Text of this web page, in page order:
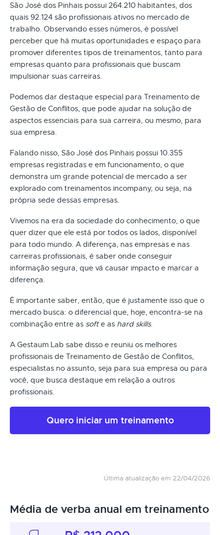
São José dos Pinhais possui 264.210 habitantes, dos
quais 92.124 são profissionais ativos no mercado de
trabalho. Observando esses números, é possível
perceber que há muitas oportunidades e espaço para
promover diferentes tipos de treinamentos, tanto para
empresas quanto para profissionais que buscam
impulsionar suas carreiras.
Podemos dar destaque especial para Treinamento de
Gestão de Conflitos, que pode ajudar na solução de
aspectos essenciais para sua carreira, ou mesmo, para
sua empresa.
Falando nisso, São José dos Pinhais possui 10.355
empresas registradas e em funcionamento, o que
demonstra um grande potencial de mercado a ser
explorado com treinamentos incompany, ou seja, na
própria sede dessas empresas.
Vivemos na era da sociedade do conhecimento, o que
quer dizer que ele está por todos os lados, disponível
para todo mundo. A diferença, nas empresas e nas
carreiras profissionais, é saber onde conseguir
informação segura, que vá causar impacto e marcar a
diferença.
É importante saber, então, que é justamente isso que o
mercado busca: o diferencial que, hoje, encontra-se na
combinação entre as softe as hard skills.
A Gestaum Lab sabe disso e reuniu os melhores
profissionais de Treinamento de Gestão de Conflitos,
especialistas no assunto, seja para sua empresa ou para
você, que busca destaque em relação a outros
profissionais.
Quero iniciar um treinamento
Última atualização em 22/04/2026
Média de verba anual em treinamento